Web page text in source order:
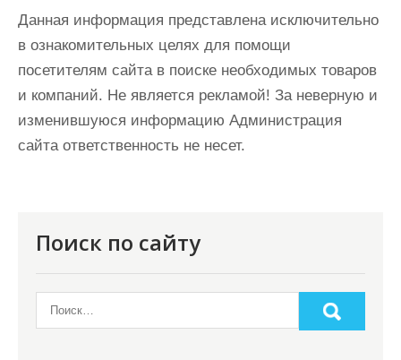
Данная информация представлена исключительно
в ознакомительных целях для помощи
посетителям сайта в поиске необходимых товаров
и компаний. Не является рекламой! За неверную и
изменившуюся информацию Администрация
сайта ответственность не несет.
Поиск по сайту